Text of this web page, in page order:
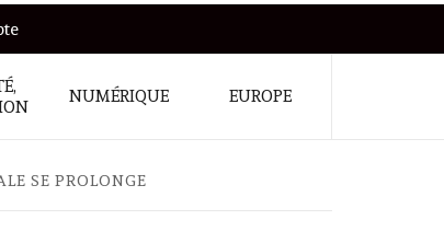
NUMÉRIQUE EUROPE
SE PROLONGE